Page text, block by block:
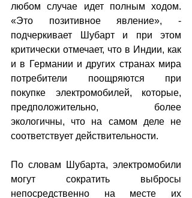
любом случае идет полным ходом.
«Это позитивное явление», -
подчеркивает Шубарт и при этом
критически отмечает, что в Индии, как
и в Германии и других странах мира
потребители поощряются при
покупке электромобилей, которые,
предположительно, более
экологичны, что на самом деле не
соответствует действительности.
По словам Шубарта, электромобили
могут сократить выбросы
непосредственно на месте их